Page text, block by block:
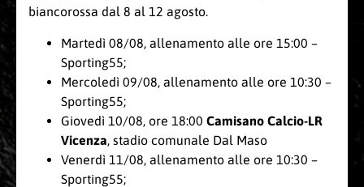
biancorossa dal 8 al 12 agosto.
Martedì 08/08, allenamento alle ore 15:00 –
Sporting55;
Mercoledì 09/08, allenamento alle ore 10:30 –
Sporting55;
Giovedì 10/08, ore 18:00 Camisano Calcio-LR
Vicenza , stadio comunale Dal Maso
Venerdì 11/08, allenamento alle ore 10:30 –
Sporting55;